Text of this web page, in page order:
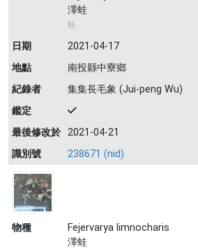
澤蛙
蛙
日期
2021-04-17
地點
南投縣中寮鄉
紀錄者
集集長毛象 (Jui-peng Wu)
鑑定
最後修改於 2021-04-21
識別號
238671 (nid)
物種
Fejervarya limnocharis
澤蛙